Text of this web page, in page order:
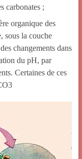
carbonates ;
organique des
sous la couche
changements dans
du pH, par
Certaines de ces